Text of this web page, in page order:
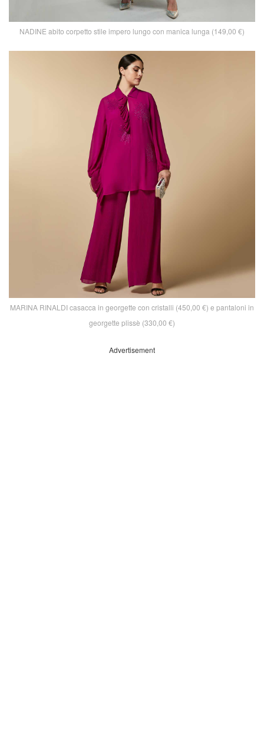
NADINE abito corpetto stile impero lungo con manica lunga (149,00 €)
MARINA RINALDI casacca in georgette con cristalli (450,00 €) e pantaloni in
georgette plissè (330,00 €)
Advertisement